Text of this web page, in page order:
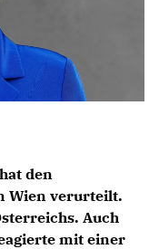
hat den
Wien verurteilt.
Auch
mit einer